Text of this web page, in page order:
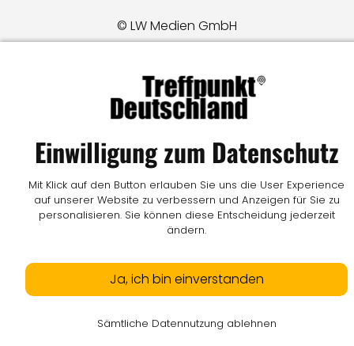
© LW Medien GmbH
Einwilligung zum Datenschutz
Mit Klick auf den Button erlauben Sie uns die User Experience
auf unserer Website zu verbessern und Anzeigen für Sie zu
personalisieren. Sie können diese Entscheidung jederzeit
ändern.
Ja, ich bin einverstanden
Sämtliche Datennutzung ablehnen